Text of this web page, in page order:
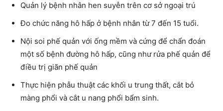
Quản lý bệnh nhân hen suyễn trên cơ sở ngoại trú
Đo chức năng hô hấp ở bệnh nhân từ 7 đến 15 tuổi.
Nội soi phế quản với ống mềm và cứng để chẩn đoán
một số bệnh đường hô hấp, cũng như rửa phế quản để
điều trị giãn phế quản
Thực hiện phẫu thuật các khối u trung thất, cắt bỏ
màng phổi và cắt u nang phổi bẩm sinh.